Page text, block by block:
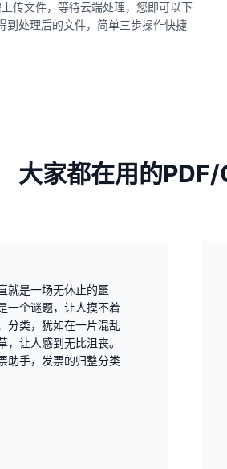
上传文件，等待云端处理，您即可以下
到处理后的文件，简单三步操作快捷
大家都在用的
就是一场无休止的噩
一个谜题，让人摸不着
分类，犹如在一片混乱
，让人感到无比沮丧。
助手，发票的归整分类